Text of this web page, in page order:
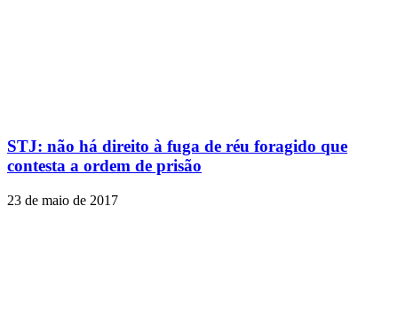
STJ: não há direito à fuga de réu foragido que
contesta a ordem de prisão
23 de maio de 2017